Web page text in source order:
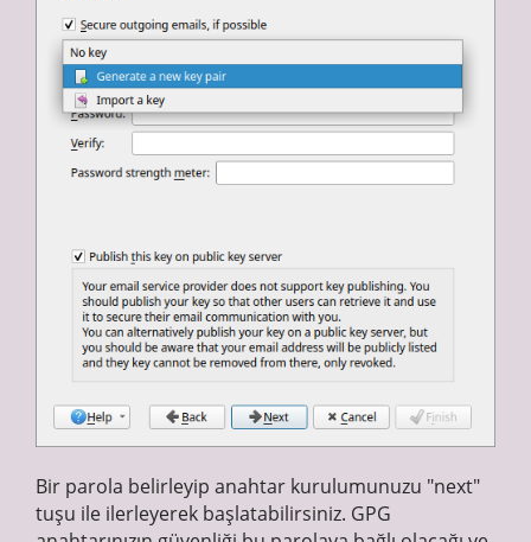
Bir parola belirleyip anahtar kurulumunuzu "next"
tuşu ile ilerleyerek başlatabilirsiniz. GPG